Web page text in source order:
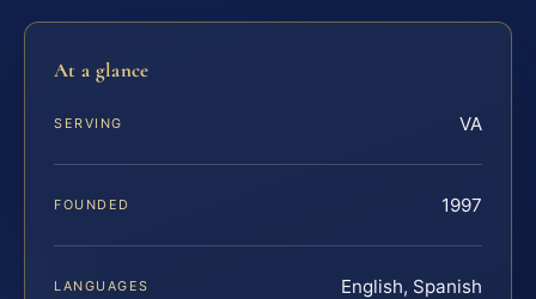
At a glance
SERVING VA
FOUNDED 1997
LANGUAGES English, Spanish